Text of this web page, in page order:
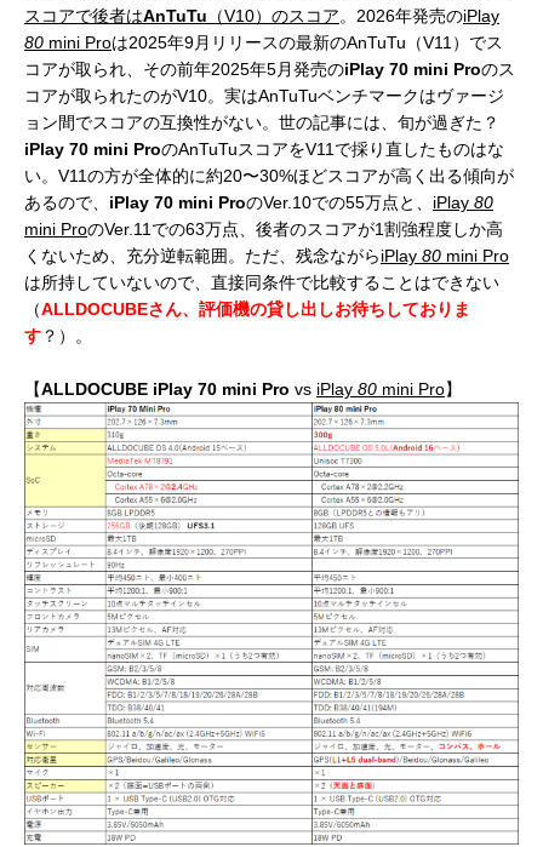
スコアで後者はAnTuTu （V10）のスコア。2026年発売のiPlay
80 mini Proは2025年9月リリースの最新のAnTuTu（V11）でス
コアが取られ、その前年2025年5月発売のiPlay 70 mini Proのス
コアが取られたのがV10。実はAnTuTuベンチマークはヴァージ
ョン間でスコアの互換性がない。世の記事には、旬が過ぎた？
iPlay 70 mini ProのAnTuTuスコアをV11で採り直したものはな
い。V11の方が全体的に約20〜30%ほどスコアが高く出る傾向が
あるので、 iPlay 70 mini ProのVer.10での55万点と、 iPlay 80
mini ProのVer.11での63万点、後者のスコアが1割強程度しか高
くないため、充分逆転範囲。ただ、残念ながらiPlay 80 mini Pro
は所持していないので、直接同条件で比較することはできない
（ALLDOCUBEさん、評価機の貸し出しお待ちしておりま
す ？）。
【ALLDOCUBE iPlay 70 mini Pro vs iPlay 80 mini Pro】